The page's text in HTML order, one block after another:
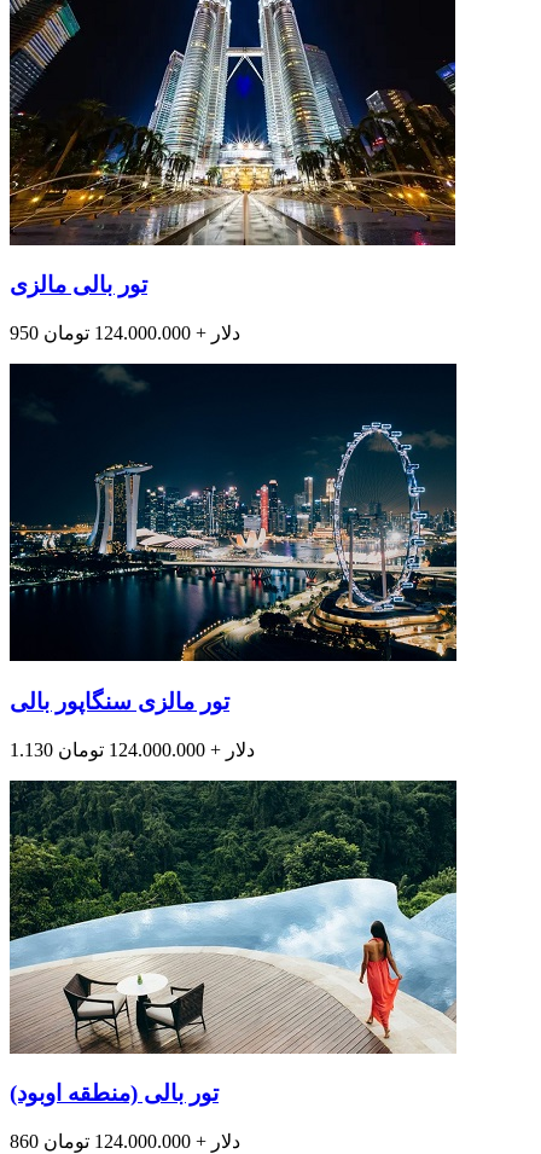
تور بالی مالزی
950 دلار + 124.000.000 تومان
تور مالزی سنگاپور بالی
1.130 دلار + 124.000.000 تومان
تور بالی (منطقه اوبود)
860 دلار + 124.000.000 تومان